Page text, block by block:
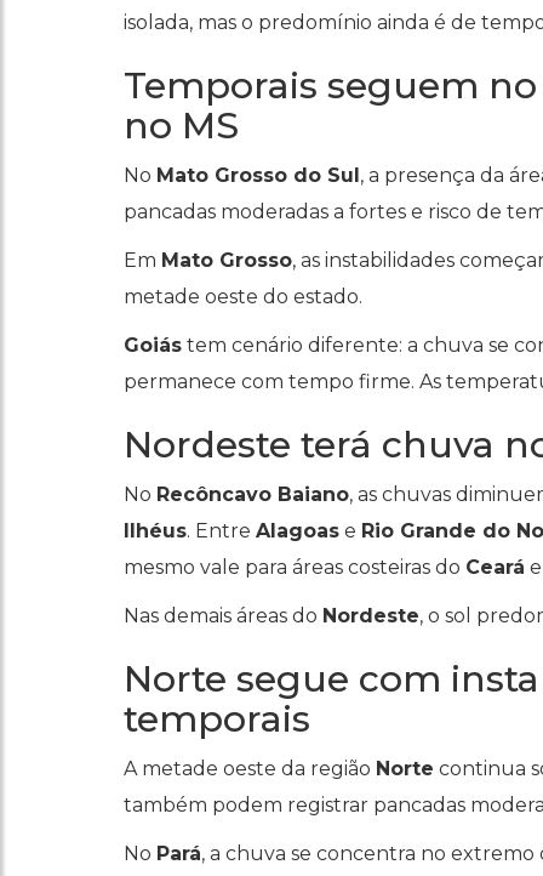
isolada, mas o predomínio ainda é de
Temporais seguem
no MS
No Mato Grosso do Sul, a presença da
pancadas moderadas a fortes e risco de
Em Mato Grosso, as instabilidades
metade oeste do estado.
Goiás tem cenário diferente: a chuva se
permanece com tempo firme. As
Nordeste terá chuva
No Recôncavo Baiano, as chuvas
Ilhéus. Entre Alagoas e Rio Grande do
mesmo vale para áreas costeiras do Ceará
Nas demais áreas do Nordeste, o sol
Norte segue com
temporais
A metade oeste da região Norte continua
também podem registrar pancadas
No Pará, a chuva se concentra no extremo